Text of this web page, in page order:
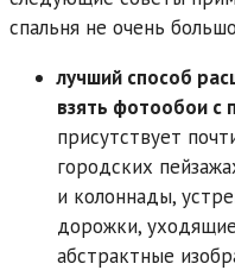
спальня не очень
лучший способ
взять фотообои с
присутствует
городских
и колоннады,
дорожки,
абстрактные